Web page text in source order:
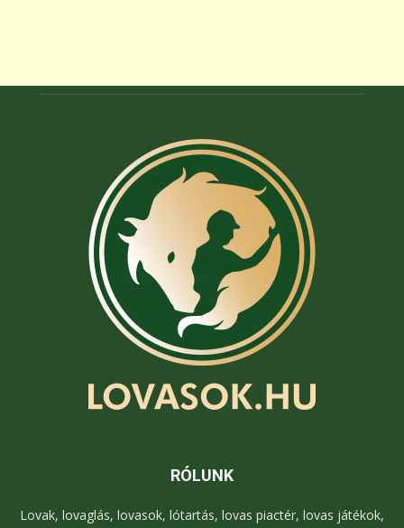
RÓLUNK
Lovak, lovaglás, lovasok, lótartás, lovas piactér, lovas játékok,